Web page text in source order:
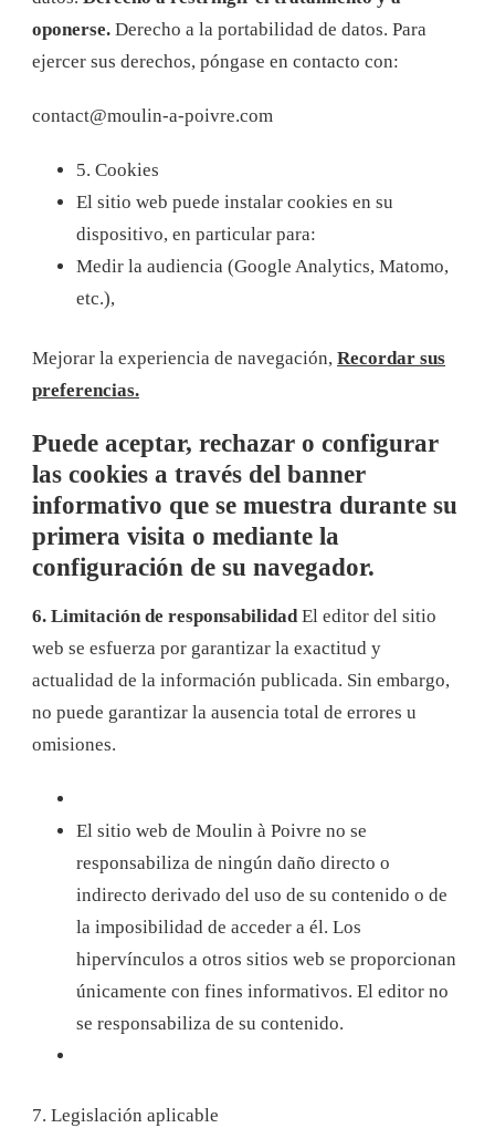
oponerse. Derecho a la portabilidad de datos. Para
ejercer sus derechos, póngase en contacto con:
contact@moulin-a-poivre.com
5. Cookies
El sitio web puede instalar cookies en su
dispositivo, en particular para:
Medir la audiencia (Google Analytics, Matomo,
etc.),
Mejorar la experiencia de navegación, Recordar sus
preferencias.
Puede aceptar, rechazar o configurar
las cookies a través del banner
informativo que se muestra durante su
primera visita o mediante la
configuración de su navegador.
6. Limitación de responsabilidadEl editor del sitio
web se esfuerza por garantizar la exactitud y
actualidad de la información publicada. Sin embargo,
no puede garantizar la ausencia total de errores u
omisiones.
El sitio web de Moulin à Poivre no se
responsabiliza de ningún daño directo o
indirecto derivado del uso de su contenido o de
la imposibilidad de acceder a él. Los
hipervínculos a otros sitios web se proporcionan
únicamente con fines informativos. El editor no
se responsabiliza de su contenido.
7. Legislación aplicable